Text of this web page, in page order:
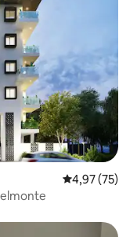
4,97 de uma
4,97 (75)